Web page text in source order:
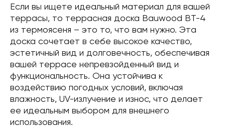
Если вы ищете идеальный материал для вашей
террасы, то террасная доска Bauwood BT-4
из термоясеня – это то, что вам нужно. Эта
доска сочетает в себе высокое качество,
эстетичный вид и долговечность, обеспечивая
вашей террасе непревзойденный вид и
функциональность. Она устойчива к
воздействию погодных условий, включая
влажность, UV-излучение и износ, что делает
ее идеальным выбором для внешнего
использования.